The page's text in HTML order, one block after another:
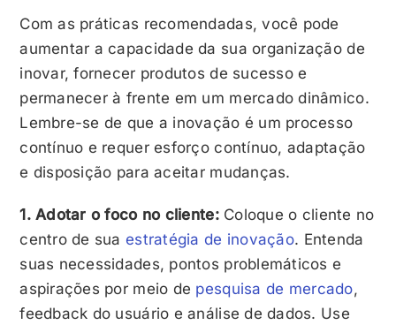
Com as práticas recomendadas, você pode
aumentar a capacidade da sua organização de
inovar, fornecer produtos de sucesso e
permanecer à frente em um mercado dinâmico.
Lembre-se de que a inovação é um processo
contínuo e requer esforço contínuo, adaptação
e disposição para aceitar mudanças.
1. Adotar o foco no cliente:Coloque o cliente no
centro de sua estratégia de inovação. Entenda
suas necessidades, pontos problemáticos e
aspirações por meio de pesquisa de mercado,
feedback do usuário e análise de dados. Use